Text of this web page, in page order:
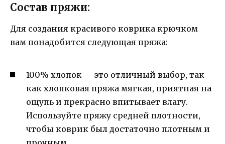
Состав пряжи:
Для создания красивого коврика крючком
вам понадобится следующая пряжа:
100% хлопок — это отличный выбор, так
как хлопковая пряжа мягкая, приятная на
ощупь и прекрасно впитывает влагу.
Используйте пряжу средней плотности,
чтобы коврик был достаточно плотным и